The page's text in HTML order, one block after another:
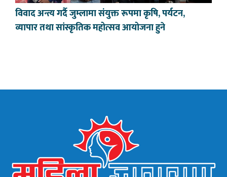
विवाद अन्त्य गर्दै जुम्लामा संयुक्त रूपमा कृषि, पर्यटन,
व्यापार तथा सांस्कृतिक महोत्सव आयोजना हुने